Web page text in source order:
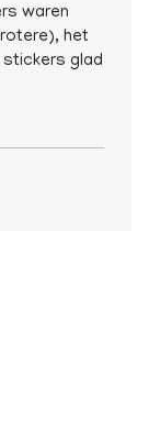
waren
het
glad